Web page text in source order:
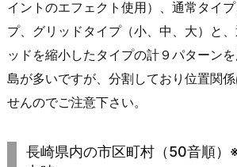
イントのエフェクト使用）、通常タイ
プ、グリッドタイプ（小、中、大）と
ッドを縮小したタイプの計９パターン
島が多いですが、分割しており位置関
せんのでご注意下さい。
長崎県内の市区町村（50音順）